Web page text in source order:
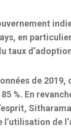
en
taux
de
%. En
l’utilisation de